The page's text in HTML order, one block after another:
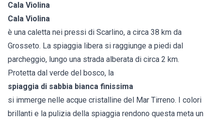
Cala Violina
Cala Violina
è una caletta nei pressi di Scarlino, a circa 38 km da
Grosseto. La spiaggia libera si raggiunge a piedi dal
parcheggio, lungo una strada alberata di circa 2 km.
Protetta dal verde del bosco, la
spiaggia di sabbia bianca finissima
si immerge nelle acque cristalline del Mar Tirreno. I colori
brillanti e la pulizia della spiaggia rendono questa meta un